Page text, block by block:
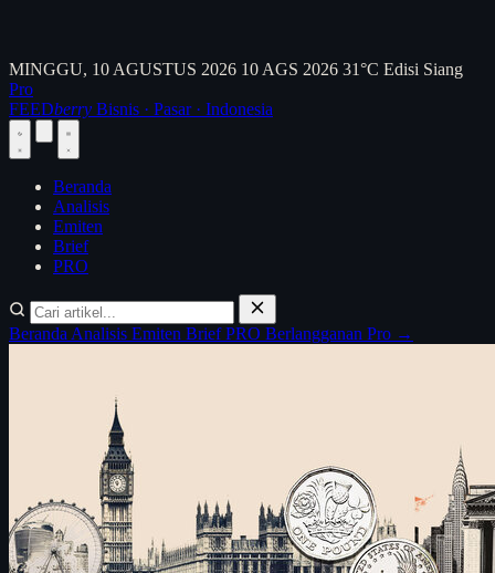
MINGGU, 10 AGUSTUS 2026 10 AGS 2026 31°C Edisi Siang
Pro
FEEDberry Bisnis · Pasar · Indonesia
Beranda
Analisis
Emiten
Brief
PRO
Beranda Analisis Emiten BriefPRO Berlangganan Pro →